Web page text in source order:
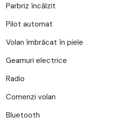
Parbriz încălzit
Pilot automat
Volan îmbrăcat în piele
Geamuri electrice
Radio
Comenzi volan
Bluetooth